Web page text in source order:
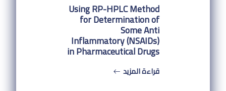
Using RP-HPLC Method
for Determination of
Some Anti
Inflammatory (NSAIDs)
in Pharmaceutical Drugs
قراءة المزيد